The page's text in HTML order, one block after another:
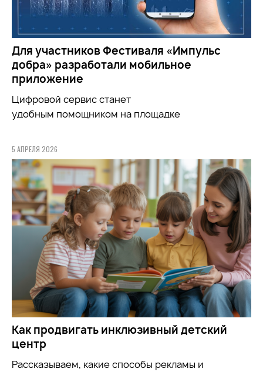
Для участников Фестиваля «Импульс
добра» разработали мобильное
приложение
Цифровой сервис станет
удобным помощником на площадке
5 АПРЕЛЯ 2026
Как продвигать инклюзивный детский
центр
Рассказываем, какие способы рекламы и